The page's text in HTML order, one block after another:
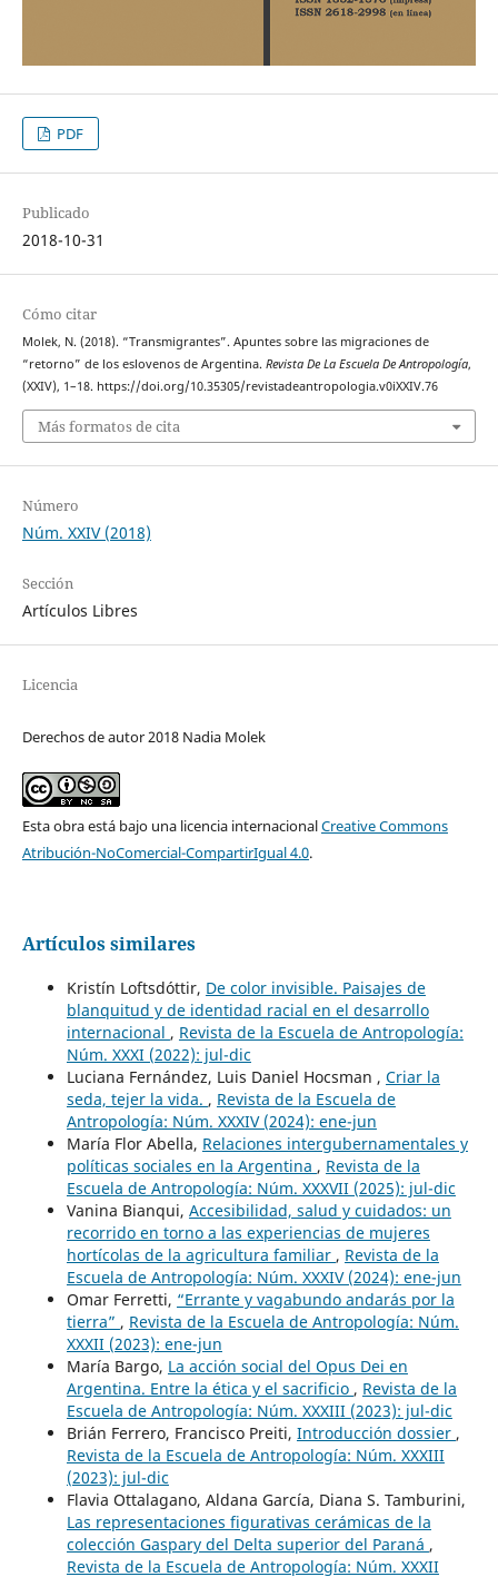
PDF
Publicado
2018-10-31
Cómo citar
Molek, N. (2018). “Transmigrantes”. Apuntes sobre las migraciones de
“retorno” de los eslovenos de Argentina. Revista De La Escuela De Antropología,
(XXIV), 1–18. https://doi.org/10.35305/revistadeantropologia.v0iXXIV.76
Más formatos de cita
Número
Núm. XXIV (2018)
Sección
Artículos Libres
Licencia
Derechos de autor 2018 Nadia Molek
Esta obra está bajo una licencia internacionalCreative Commons
Atribución-NoComercial-CompartirIgual 4.0.
Artículos similares
Kristín Loftsdóttir, De color invisible. Paisajes de
blanquitud y de identidad racial en el desarrollo
internacional , Revista de la Escuela de Antropología:
Núm. XXXI (2022): jul-dic
Luciana Fernández, Luis Daniel Hocsman , Criar la
seda, tejer la vida. , Revista de la Escuela de
Antropología: Núm. XXXIV (2024): ene-jun
María Flor Abella, Relaciones intergubernamentales y
políticas sociales en la Argentina , Revista de la
Escuela de Antropología: Núm. XXXVII (2025): jul-dic
Vanina Bianqui, Accesibilidad, salud y cuidados: un
recorrido en torno a las experiencias de mujeres
hortícolas de la agricultura familiar , Revista de la
Escuela de Antropología: Núm. XXXIV (2024): ene-jun
Omar Ferretti, “Errante y vagabundo andarás por la
tierra” , Revista de la Escuela de Antropología: Núm.
XXXII (2023): ene-jun
María Bargo, La acción social del Opus Dei en
Argentina. Entre la ética y el sacrificio , Revista de la
Escuela de Antropología: Núm. XXXIII (2023): jul-dic
Brián Ferrero, Francisco Preiti, Introducción dossier ,
Revista de la Escuela de Antropología: Núm. XXXIII
(2023): jul-dic
Flavia Ottalagano, Aldana García, Diana S. Tamburini,
Las representaciones figurativas cerámicas de la
colección Gaspary del Delta superior del Paraná ,
Revista de la Escuela de Antropología: Núm. XXXII